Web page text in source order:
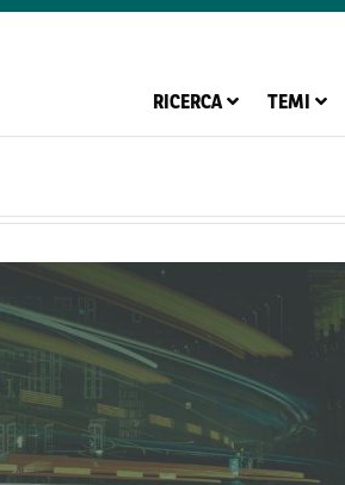
RICERCA TEMI